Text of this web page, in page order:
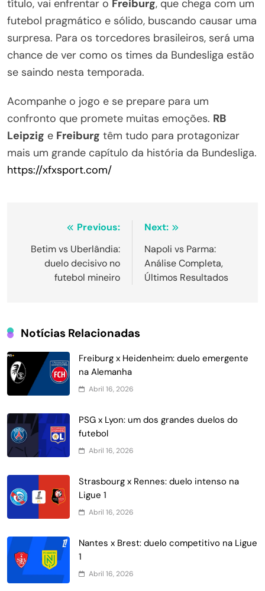
título, vai enfrentar o Freiburg, que chega com um
futebol pragmático e sólido, buscando causar uma
surpresa. Para os torcedores brasileiros, será uma
chance de ver como os times da Bundesliga estão
se saindo nesta temporada.
Acompanhe o jogo e se prepare para um
confronto que promete muitas emoções. RB
Leipzig e Freiburg têm tudo para protagonizar
mais um grande capítulo da história da Bundesliga.
https://xfxsport.com/
Navegação
de
Post
Previous:
Betim vs Uberlândia:
duelo decisivo no
futebol mineiro
Next:
Napoli vs Parma:
Análise Completa,
Últimos Resultados
Notícias Relacionadas
Freiburg x Heidenheim: duelo emergente
na Alemanha
Abril 16, 2026
PSG x Lyon: um dos grandes duelos do
futebol
Abril 16, 2026
Strasbourg x Rennes: duelo intenso na
Ligue 1
Abril 16, 2026
Nantes x Brest: duelo competitivo na Ligue
1
Abril 16, 2026